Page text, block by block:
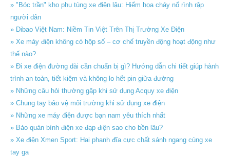
» "Bóc trần" kho phụ tùng xe điện lậu: Hiểm họa cháy nổ rình rập
người dân
» Dibao Việt Nam: Niềm Tin Việt Trên Thị Trường Xe Điện
» Xe máy điện không có hộp số – cơ chế truyền động hoạt động như
thế nào?
» Đi xe điện đường dài cần chuẩn bị gì? Hướng dẫn chi tiết giúp hành
trình an toàn, tiết kiệm và không lo hết pin giữa đường
» Những câu hỏi thường gặp khi sử dụng Acquy xe điện
» Chung tay bảo vệ môi trường khi sử dụng xe điện
» Những xe máy điện được bạn nam yêu thích nhất
» Bảo quản bình điện xe đạp điện sao cho bền lâu?
» Xe điện Xmen Sport: Hai phanh đĩa cực chất sánh ngang cùng xe
tay ga